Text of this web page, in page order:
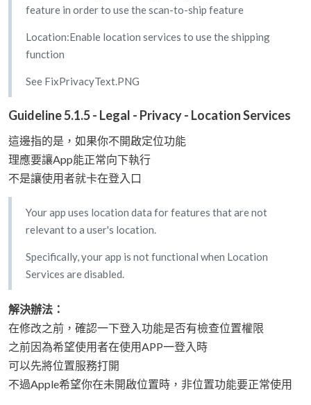
feature in order to use the scan-to-ship feature
Location:Enable location services to use the shipping
function
See FixPrivacyText.PNG
Guideline 5.1.5 - Legal - Privacy - Location Services
這邊指的是，如果你不開啟定位功能
理應要讓App能正常向下執行
不是讓使用者就卡在登入口
Your app uses location data for features that are not
relevant to a user's location.
Specifically, your app is not functional when Location
Services are disabled.
解決辦法：
在修改之前，確認一下登入功能是否有檢查位置權限
之前因為希望使用者在使用APP一登入時
可以先將位置服務打開
不過Apple希望你在未開啟位置時，非位置功能要正常使用